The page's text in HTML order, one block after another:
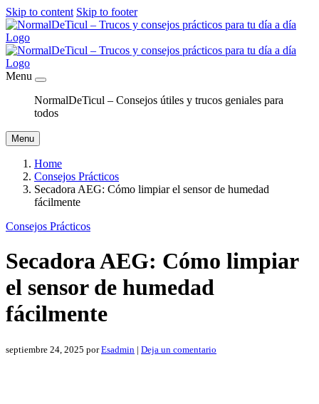
Skip to content Skip to footer
Menu
NormalDeTicul – Consejos útiles y trucos geniales para
todos
Menu
Home
Consejos Prácticos
Secadora AEG: Cómo limpiar el sensor de humedad
fácilmente
Consejos Prácticos
Secadora AEG: Cómo limpiar
el sensor de humedad
fácilmente
septiembre 24, 2025 porEsadmin | Deja un comentario